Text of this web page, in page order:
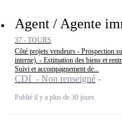
Agent / Agente
37 - TOURS
Côté projets vendeurs - Prospection
interne). - Estimation des biens et
Suivi et accompagnement de...
CDI - Non renseigné
Publié il y a plus de 30 jours